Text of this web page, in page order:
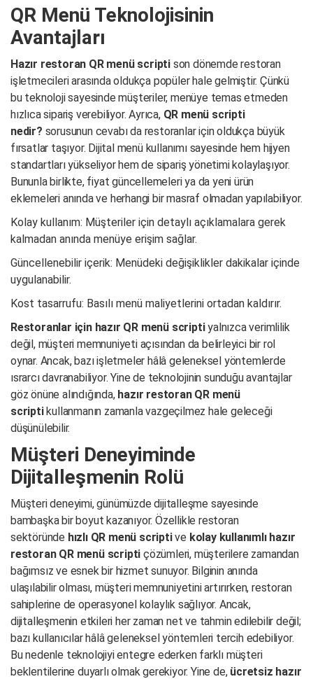
QR Menü Teknolojisinin
Avantajları
Hazır restoran QR menü scripti son dönemde restoran
işletmecileri arasında oldukça popüler hale gelmiştir. Çünkü
bu teknoloji sayesinde müşteriler, menüye temas etmeden
hızlıca sipariş verebiliyor. Ayrıca, QR menü scripti
nedir? sorusunun cevabı da restoranlar için oldukça büyük
fırsatlar taşıyor. Dijital menü kullanımı sayesinde hem hijyen
standartları yükseliyor hem de sipariş yönetimi kolaylaşıyor.
Bununla birlikte, fiyat güncellemeleri ya da yeni ürün
eklemeleri anında ve herhangi bir masraf olmadan yapılabiliyor.
Kolay kullanım: Müşteriler için detaylı açıklamalara gerek
kalmadan anında menüye erişim sağlar.
Güncellenebilir içerik: Menüdeki değişiklikler dakikalar içinde
uygulanabilir.
Kost tasarrufu: Basılı menü maliyetlerini ortadan kaldırır.
Restoranlar için hazır QR menü scriptiyalnızca verimlilik
değil, müşteri memnuniyeti açısından da belirleyici bir rol
oynar. Ancak, bazı işletmeler hâlâ geleneksel yöntemlerde
ısrarcı davranabiliyor. Yine de teknolojinin sunduğu avantajlar
göz önüne alındığında, hazır restoran QR menü
scriptikullanmanın zamanla vazgeçilmez hale geleceği
düşünülebilir.
Müşteri Deneyiminde
Dijitalleşmenin Rolü
Müşteri deneyimi, günümüzde dijitalleşme sayesinde
bambaşka bir boyut kazanıyor. Özellikle restoran
sektöründe hızlı QR menü scriptive kolay kullanımlı hazır
restoran QR menü scripti çözümleri, müşterilere zamandan
bağımsız ve esnek bir hizmet sunuyor. Bilginin anında
ulaşılabilir olması, müşteri memnuniyetini artırırken, restoran
sahiplerine de operasyonel kolaylık sağlıyor. Ancak,
dijitalleşmenin etkileri her zaman net ve tahmin edilebilir değil;
bazı kullanıcılar hâlâ geleneksel yöntemleri tercih edebiliyor.
Bu nedenle teknolojiyi entegre ederken farklı müşteri
beklentilerine duyarlı olmak gerekiyor. Yine de, ücretsiz hazır